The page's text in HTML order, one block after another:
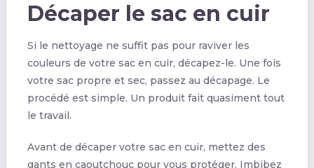
Décaper le sac en cuir
Si le nettoyage ne suffit pas pour raviver les
couleurs de votre sac en cuir, décapez-le. Une fois
votre sac propre et sec, passez au décapage. Le
procédé est simple. Un produit fait quasiment tout
le travail.
Avant de décaper votre sac en cuir, mettez des
gants en caoutchouc pour vous protéger. Imbibez